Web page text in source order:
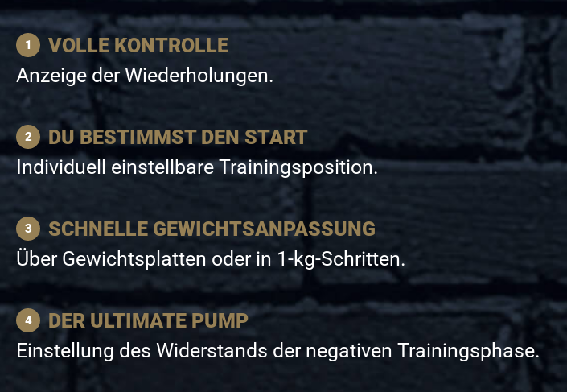
VOLLE KONTROLLE
Anzeige der Wiederholungen.
DU BESTIMMST DEN START
Individuell einstellbare Trainingsposition.
SCHNELLE GEWICHTSANPASSUNG
Über Gewichtsplatten oder in 1-kg-Schritten.
DER ULTIMATE PUMP
Einstellung des Widerstands der negativen Trainingsphase.